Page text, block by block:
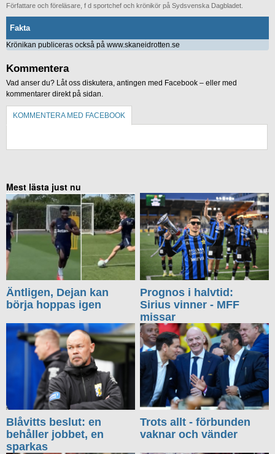
Författare och föreläsare, f d sportchef och krönikör på Sydsvenska Dagbladet.
Fakta
Krönikan publiceras också på www.skaneidrotten.se
Kommentera
Vad anser du? Låt oss diskutera, antingen med Facebook – eller med
kommentarer direkt på sidan.
KOMMENTERA MED FACEBOOK
Mest lästa just nu
Äntligen, Dejan kan
börja hoppas igen
Prognos i halvtid:
Sirius vinner - MFF
missar
Blåvitts beslut: en
behåller jobbet, en
sparkas
Trots allt - förbunden
vaknar och vänder